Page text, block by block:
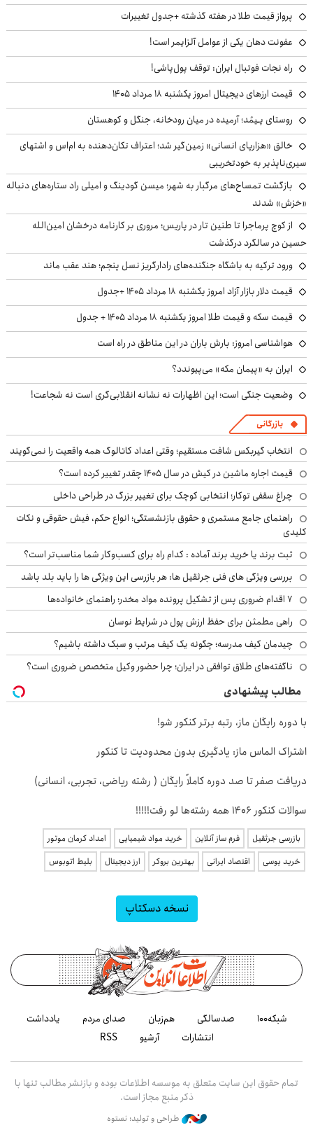
پرواز قیمت طلا در هفته گذشته +جدول تغییرات
عفونت دهان یکی از عوامل آلزایمر است!
راه نجات فوتبال ایران: توقف پول‌پاشی!
قیمت ارزهای دیجیتال امروز یکشنبه ۱۸ مرداد ۱۴۰۵
روستای پـِیمُد؛ آرمیده در میان رودخانه، جنگل و کوهستان
خالق «هزارپای انسانی» زمین‌گیر شد؛ اعتراف تکان‌دهنده به ام‌اس و اشتهای
سیری‌ناپذیر به خودتخریبی
بازگشت تمساح‌های مرگبار به شهر؛ میسن گودینگ و امیلی راد ستاره‌های دنباله
«خزش» شدند
از کوچ‌ پرماجرا تا طنین تار در پاریس؛ مروری بر کارنامه درخشان امین‌الله
حسین در سالگرد درگذشت
ورود ترکیه به باشگاه جنگنده‌های رادارگریز نسل پنجم؛ هند عقب ماند
قیمت دلار بازار آزاد امروز یکشنبه ۱۸ مرداد ۱۴۰۵ +جدول
قیمت سکه و قیمت طلا امروز یکشنبه ۱۸ مرداد ۱۴۰۵ + جدول
هواشناسی امروز: بارش باران در این مناطق در راه است
ایران به «پیمان مکه» می‌پیوندد؟
وضعیت جنگی است؛ این اظهارات نه نشانه انقلابی‌گری است نه شجاعت!
بازرگانی
انتخاب گیربکس شافت مستقیم؛ وقتی اعداد کاتالوگ همه واقعیت را نمی‌گویند
قیمت اجاره ماشین در کیش در سال ۱۴۰۵ چقدر تغییر کرده است؟
چراغ سقفی توکار؛ انتخابی کوچک برای تغییر بزرگ در طراحی داخلی
راهنمای جامع مستمری و حقوق بازنشستگی؛ انواع حکم، فیش حقوقی و نکات
کلیدی
ثبت برند یا خرید برند آماده : کدام راه برای کسب‌وکار شما مناسب‌تر است؟
بررسی ویژگی های فنی جرثقیل ها: هر بازرسی این ویژگی ها را باید بلد باشد
۷ اقدام ضروری پس از تشکیل پرونده مواد مخدر؛ راهنمای خانواده‌ها
راهی مطمئن برای حفظ ارزش پول در شرایط نوسان
چیدمان کیف مدرسه؛ چگونه یک کیف مرتب و سبک داشته باشیم؟
ناگفته‌های طلاق توافقی در ایران؛ چرا حضور وکیل متخصص ضروری است؟
مطالب پیشنهادی
با دوره رایگان ماز، رتبه برتر کنکور شو!
اشتراک الماس ماز: یادگیری بدون محدودیت تا کنکور
دریافت صفر تا صد دوره کاملاً رایگان ( رشته ریاضی، تجربی، انسانی)
سوالات کنکور 1406 همه رشته‌ها لو رفت!!!!!
بازرسی جرثقیل فرم ساز آنلاین خرید مواد شیمیایی
امداد کرمان موتور
خرید یوسی
اقتصاد ایرانی بهترین بروکر ارز دیجیتال بلیط اتوبوس
نسخه دسکتاپ
شبکه۱۰۰ صدسالگی هم‌زبان صدای مردم
یادداشت
انتشارات
آرشیو RSS
تمام حقوق این سایت متعلق به موسسه اطلاعات بوده و بازنشر مطالب تنها با
ذکر منبع مجاز است.
طراحی و تولید: نستوه